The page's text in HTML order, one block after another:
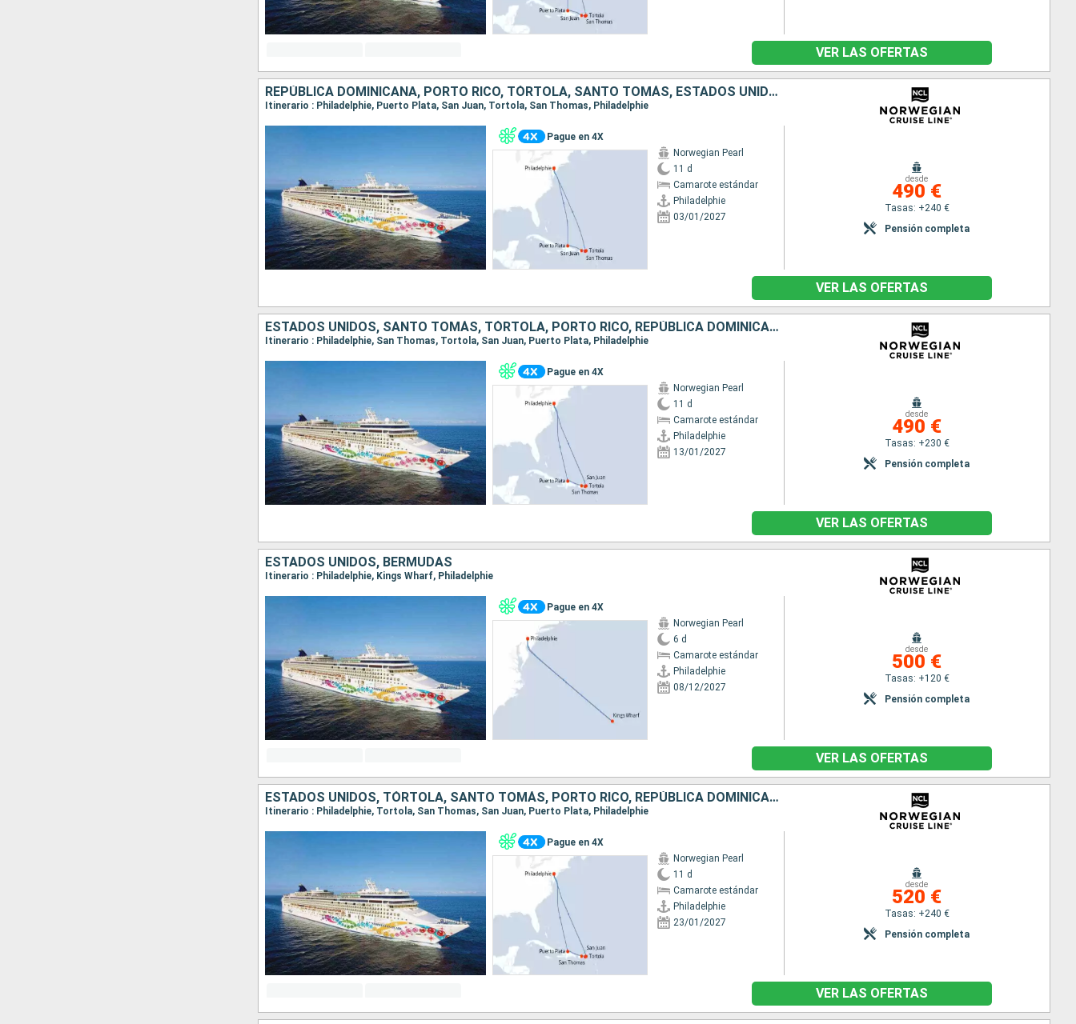
VER LAS OFERTAS
REPÚBLICA DOMINICANA, PORTO RICO, TÓRTOLA, SANTO TOMÁS, ESTADOS UNIDOS
Itinerario : Philadelphie, Puerto Plata, San Juan, Tortola, San Thomas, Philadelphie
Pague en 4X
Norwegian Pearl
11 d
Camarote estándar
Philadelphie
03/01/2027
desde
490 €
Tasas: +240 €
Pensión completa
VER LAS OFERTAS
ESTADOS UNIDOS, SANTO TOMÁS, TÓRTOLA, PORTO RICO, REPÚBLICA DOMINICANA
Itinerario : Philadelphie, San Thomas, Tortola, San Juan, Puerto Plata, Philadelphie
Pague en 4X
Norwegian Pearl
11 d
Camarote estándar
Philadelphie
13/01/2027
desde
490 €
Tasas: +230 €
Pensión completa
VER LAS OFERTAS
ESTADOS UNIDOS, BERMUDAS
Itinerario : Philadelphie, Kings Wharf, Philadelphie
Pague en 4X
Norwegian Pearl
6 d
Camarote estándar
Philadelphie
08/12/2027
desde
500 €
Tasas: +120 €
Pensión completa
VER LAS OFERTAS
ESTADOS UNIDOS, TÓRTOLA, SANTO TOMÁS, PORTO RICO, REPÚBLICA DOMINICANA
Itinerario : Philadelphie, Tortola, San Thomas, San Juan, Puerto Plata, Philadelphie
Pague en 4X
Norwegian Pearl
11 d
Camarote estándar
Philadelphie
23/01/2027
desde
520 €
Tasas: +240 €
Pensión completa
VER LAS OFERTAS